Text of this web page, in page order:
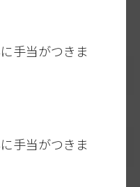
手当がつきま
手当がつきま